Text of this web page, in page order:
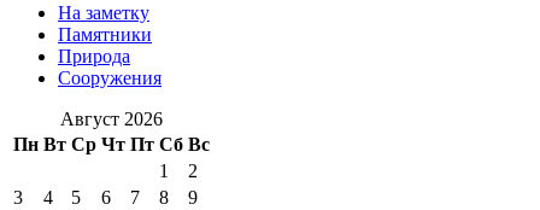
На заметку
Памятники
Природа
Сооружения
Август 2026
Пн Вт Ср Чт Пт Сб Вс
1
2
3
4 5 6 7 8
9